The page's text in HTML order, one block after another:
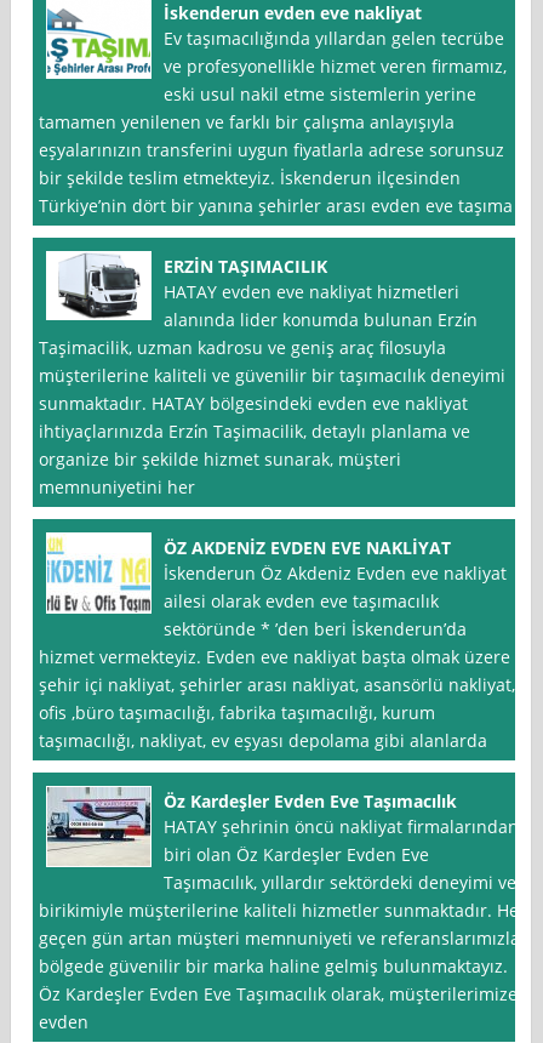
İskenderun evden eve nakliyat
Ev taşımacılığında yıllardan gelen tecrübe
ve profesyonellikle hizmet veren firmamız,
eski usul nakil etme sistemlerin yerine
tamamen yenilenen ve farklı bir çalışma anlayışıyla
eşyalarınızın transferini uygun fiyatlarla adrese sorunsuz
bir şekilde teslim etmekteyiz. İskenderun ilçesinden
Türkiye’nin dört bir yanına şehirler arası evden eve taşıma
ERZİN TAŞIMACILIK
HATAY evden eve nakliyat hizmetleri
alanında lider konumda bulunan Erzi̇n
Taşimacilik, uzman kadrosu ve geniş araç filosuyla
müşterilerine kaliteli ve güvenilir bir taşımacılık deneyimi
sunmaktadır. HATAY bölgesindeki evden eve nakliyat
ihtiyaçlarınızda Erzi̇n Taşimacilik, detaylı planlama ve
organize bir şekilde hizmet sunarak, müşteri
memnuniyetini her
ÖZ AKDENİZ EVDEN EVE NAKLİYAT
İskenderun Öz Akdeniz Evden eve nakliyat
ailesi olarak evden eve taşımacılık
sektöründe * ’den beri İskenderun’da
hizmet vermekteyiz. Evden eve nakliyat başta olmak üzere
şehir içi nakliyat, şehirler arası nakliyat, asansörlü nakliyat,
ofis ,büro taşımacılığı, fabrika taşımacılığı, kurum
taşımacılığı, nakliyat, ev eşyası depolama gibi alanlarda
Öz Kardeşler Evden Eve Taşımacılık
HATAY şehrinin öncü nakliyat firmalarından
biri olan Öz Kardeşler Evden Eve
Taşımacılık, yıllardır sektördeki deneyimi ve
birikimiyle müşterilerine kaliteli hizmetler sunmaktadır. Her
geçen gün artan müşteri memnuniyeti ve referanslarımızla
bölgede güvenilir bir marka haline gelmiş bulunmaktayız.
Öz Kardeşler Evden Eve Taşımacılık olarak, müşterilerimize
evden